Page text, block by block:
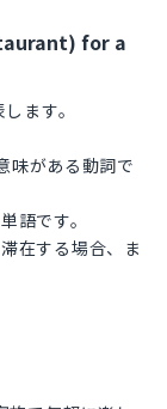
for a
ます。
味がある動詞で
語です。
在する場合、ま